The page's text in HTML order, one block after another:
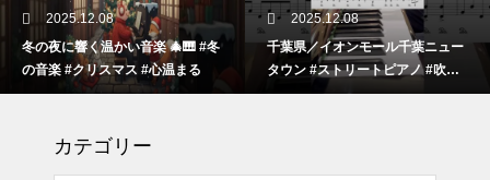
2025.12.08
冬の夜に響く温かい音楽 🎄🎹 #冬
の音楽 #クリスマス #心温まる
2025.12.08
千葉県／イオンモール千葉ニュー
タウン #ストリートピアノ #吹奏
楽
カテゴリー